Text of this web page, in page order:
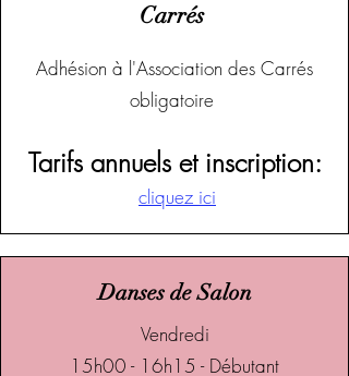
Carrés
Adhésion à l'Association des Carrés
obligatoire
​Tarifs annuels et inscription:
cliquez ici
Danses de Salon
Vendredi
15h00 - 16h15 - Débutant